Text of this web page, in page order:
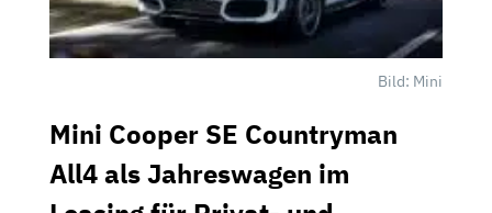
Bild: Mini
Mini Cooper SE Countryman
All4 als Jahreswagen im